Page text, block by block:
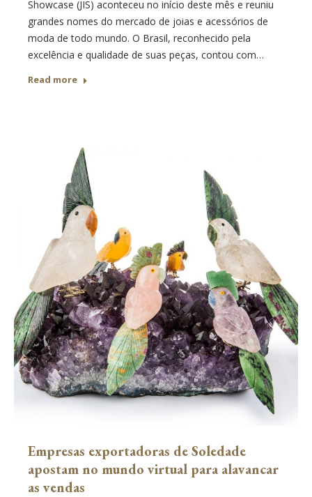
Showcase (JIS) aconteceu no início deste mês e reuniu
grandes nomes do mercado de joias e acessórios de
moda de todo mundo. O Brasil, reconhecido pela
excelência e qualidade de suas peças, contou com…
Read more
Empresas exportadoras de Soledade
apostam no mundo virtual para alavancar
as vendas